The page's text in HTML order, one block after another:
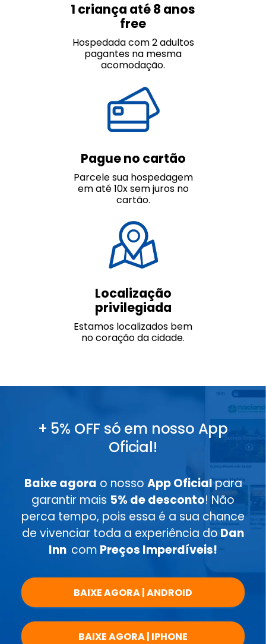
1 criança até 8 anos
free
Hospedada com 2 adultos
pagantes na mesma
acomodação.
Pague no cartão
Parcele sua hospedagem
em até 10x sem juros no
cartão.
Localização
privilegiada
Estamos localizados bem
no coração da cidade.
+ 5% OFF só em nosso App
Oficial!
Baixe agora o nosso App Oficialpara
garantir mais 5% de desconto! Não
perca tempo, pois essa é a sua chance
de vivenciar toda a experiência do Dan
Inn com Preços Imperdíveis!
BAIXE AGORA | ANDROID
BAIXE AGORA | IPHONE